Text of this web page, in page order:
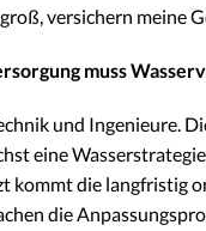
versichern meine
muss
und Ingenieure.
eine
kommt die langfristig
die